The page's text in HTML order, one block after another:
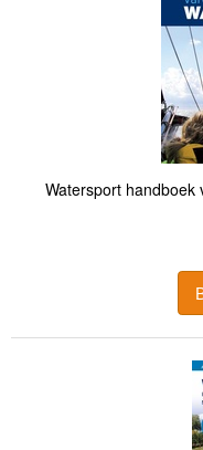
Watersport handboek